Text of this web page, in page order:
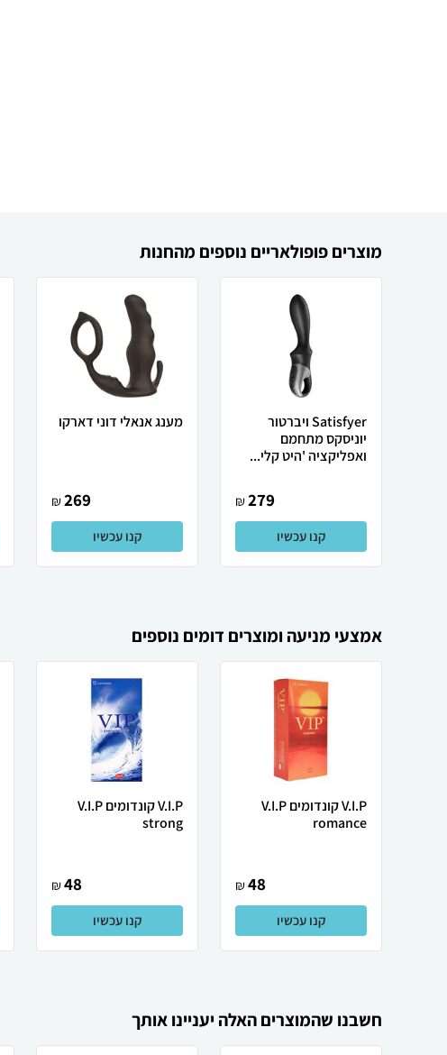
מוצרים פופולאריים נוספים מהחנות
Satisfyer ויברטור
יוניסקס מתחמם
ואפליקציה 'היט קלי...
279
₪
קנו עכשיו
מענג אנאלי דוני דארקו
269
₪
קנו עכשיו
אמצעי מניעה ומוצרים דומים נוספים
V.I.P קונדומים V.I.P
romance
48
₪
קנו עכשיו
V.I.P קונדומים V.I.P
strong
48
₪
קנו עכשיו
חשבנו שהמוצרים האלה יעניינו אותך